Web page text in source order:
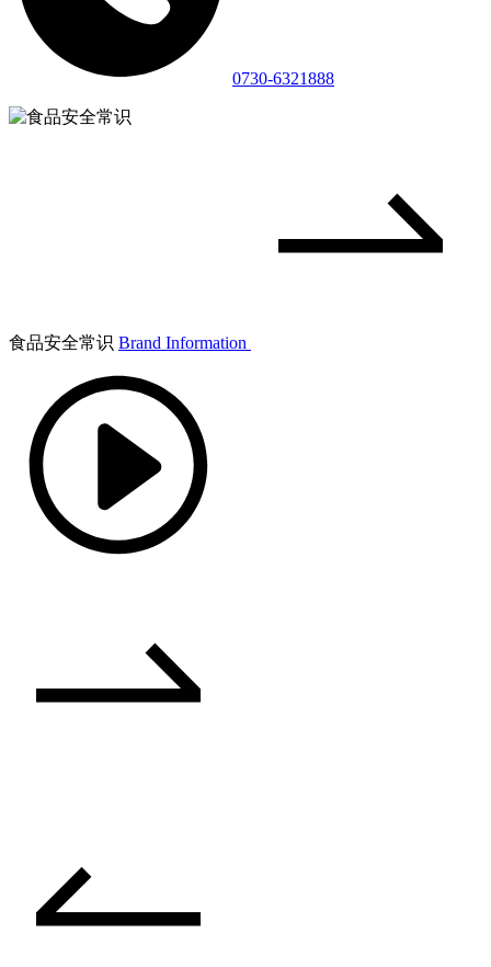
0730-6321888
食品安全常识 Brand Information